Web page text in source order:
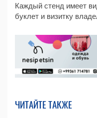
Каждый стенд имеет
буклет и визитку
ЧИТАЙТЕ ТАКЖЕ